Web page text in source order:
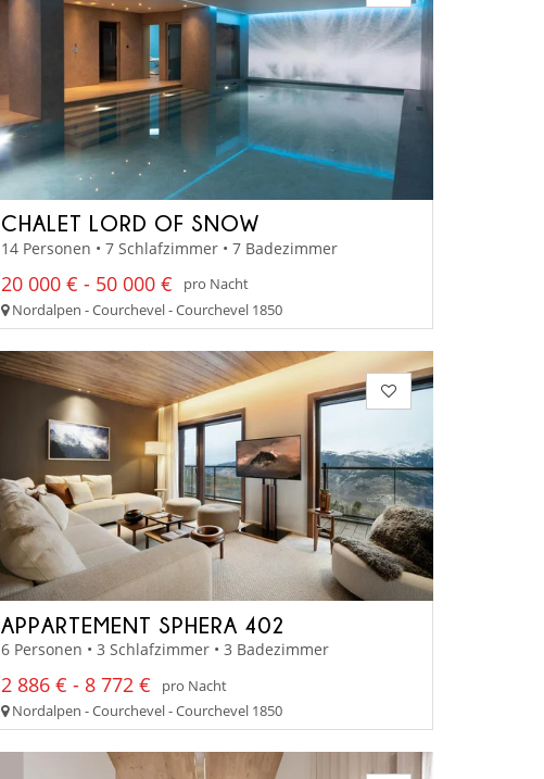
CHALET LORD OF SNOW
14 Personen • 7 Schlafzimmer • 7 Badezimmer
20 000 € - 50 000 €
pro Nacht
Nordalpen - Courchevel - Courchevel 1850
APPARTEMENT SPHERA 402
6 Personen • 3 Schlafzimmer • 3 Badezimmer
2 886 € - 8 772 €
pro Nacht
Nordalpen - Courchevel - Courchevel 1850